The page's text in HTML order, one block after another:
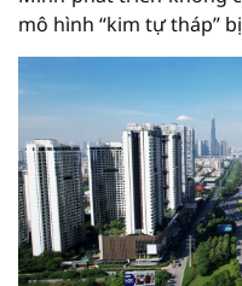
mô hình “kim tự tháp”